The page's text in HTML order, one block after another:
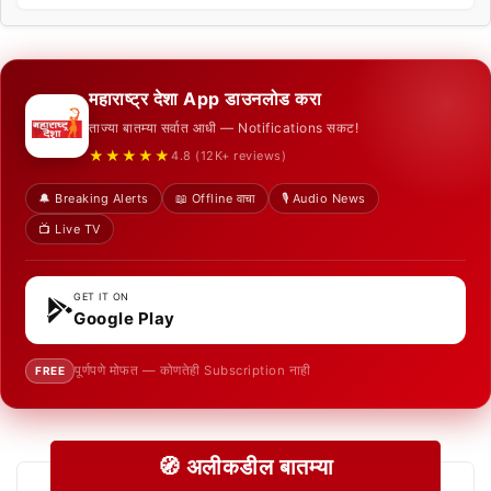
महाराष्ट्र देशा App डाउनलोड करा
ताज्या बातम्या सर्वात आधी — Notifications सकट!
★★★★★ 4.8 (12K+ reviews)
🔔 Breaking Alerts 📖 Offline वाचा
🎙️ Audio News
📺 Live TV
GET IT ON
Google Play
FREE पूर्णपणे मोफत — कोणतेही Subscription नाही
🧭 अलीकडील बातम्या